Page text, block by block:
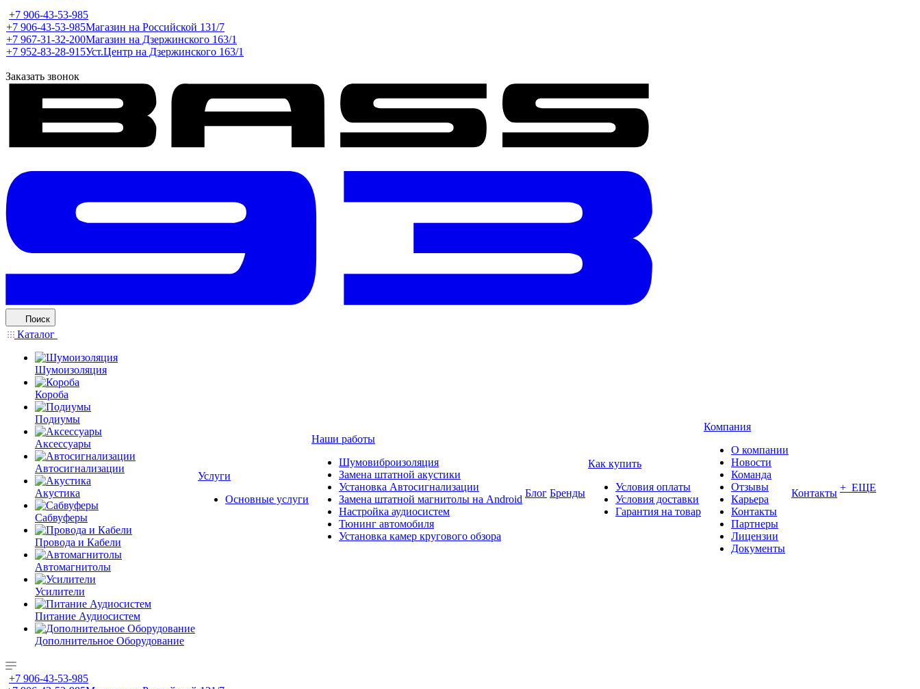
+7 906-43-53-985
+7 906-43-53-985Магазин на Российской 131/7
+7 967-31-32-200Магазин на Дзержинского 163/1
+7 952-83-28-915Уст.Центр на Дзержинского 163/1
Заказать звонок
Поиск
Каталог
Шумоизоляция
Короба
Подиумы
Аксессуары
Автосигнализации
Акустика
Сабвуферы
Провода и Кабели
Автомагнитолы
Усилители
Питание Аудиосистем
Дополнительное Оборудование
Услуги
Основные услуги
Наши работы
Шумовиброизоляция
Замена штатной акустики
Установка Автосигнализации
Замена штатной магнитолы на Android
Настройка аудиосистем
Тюнинг автомобиля
Установка камер кругового обзора
Блог Бренды
Как купить
Условия оплаты
Условия доставки
Гарантия на товар
Компания
О компании
Новости
Команда
Отзывы
Карьера
Контакты
Партнеры
Лицензии
Документы
Контакты + ЕЩЕ
+7 906-43-53-985